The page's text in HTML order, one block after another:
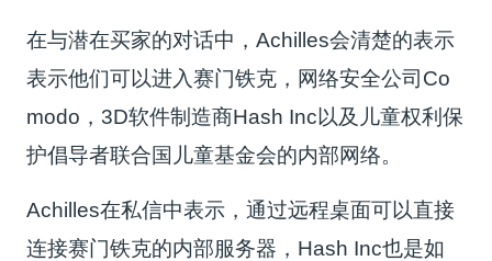
在与潜在买家的对话中，Achilles会清楚的表示
表示他们可以进入赛门铁克，网络安全公司Co
modo，3D软件制造商Hash Inc以及儿童权利保
护倡导者联合国儿童基金会的内部网络。
Achilles在私信中表示，通过远程桌面可以直接
连接赛门铁克的内部服务器，Hash Inc也是如